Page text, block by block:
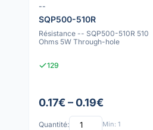
--
SQP500-510R
Résistance -- SQP500-510R 510
Ohms 5W Through-hole
129
0.17€ – 0.19€
Quantité: Min: 1